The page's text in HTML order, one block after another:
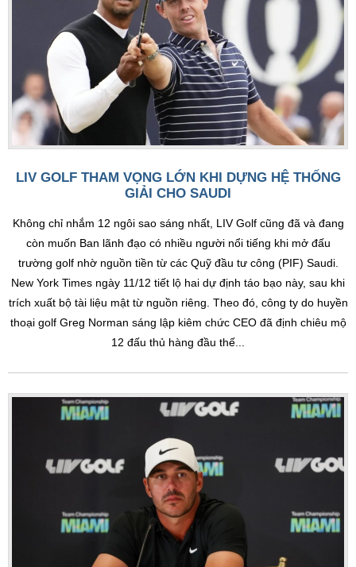
LIV GOLF THAM VỌNG LỚN KHI DỰNG HỆ THỐNG
GIẢI CHO SAUDI
Không chỉ nhắm 12 ngôi sao sáng nhất, LIV Golf cũng đã và đang
còn muốn Ban lãnh đạo có nhiều người nổi tiếng khi mở đấu
trường golf nhờ nguồn tiền từ các Quỹ đầu tư công (PIF) Saudi.
New York Times ngày 11/12 tiết lộ hai dự định táo bạo này, sau khi
trích xuất bộ tài liệu mật từ nguồn riêng. Theo đó, công ty do huyền
thoại golf Greg Norman sáng lập kiêm chức CEO đã định chiêu mộ
12 đấu thủ hàng đầu thế...